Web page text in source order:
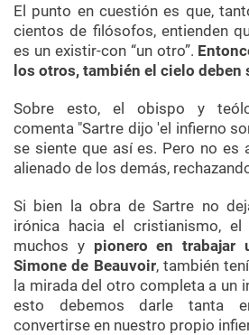
El punto en cuestión es que,
cientos de filósofos, entienden
es un existir-con “un otro”.
los otros, también el cielo deben
Sobre esto, el obispo y
comenta "Sartre dijo 'el infierno
se siente que así es. Pero no es
alienado de los demás,
Si bien la obra de Sartre no
irónica hacia el cristianismo,
muchos y pionero en trabajar
Simone de Beauvoir, también
la mirada del otro completa a un
esto debemos darle tanta
convertirse en nuestro propio